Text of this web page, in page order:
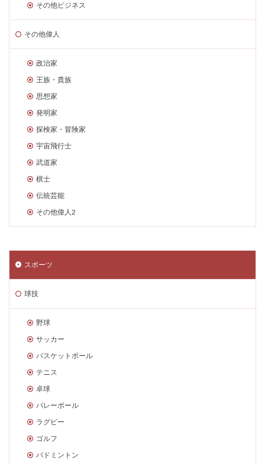
その他ビジネス
その他偉人
政治家
王族・貴族
思想家
発明家
探検家・冒険家
宇宙飛行士
武道家
棋士
伝統芸能
その他偉人2
スポーツ
球技
野球
サッカー
バスケットボール
テニス
卓球
バレーボール
ラグビー
ゴルフ
バドミントン